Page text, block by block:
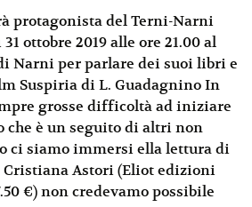
protagonista del Terni-Narni
ottobre 2019 alle ore 21.00 al
Narni per parlare dei suoi libri e
Suspiria di L. Guadagnino In
grosse difficoltà ad iniziare
che è un seguito di altri non
ci siamo immersi ella lettura di
Cristiana Astori (Eliot edizioni
€) non credevamo possibile